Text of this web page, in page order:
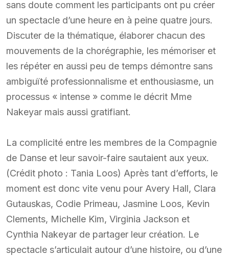
sans doute comment les participants ont pu créer
un spectacle d’une heure en à peine quatre jours.
Discuter de la thématique, élaborer chacun des
mouvements de la chorégraphie, les mémoriser et
les répéter en aussi peu de temps démontre sans
ambiguïté professionnalisme et enthousiasme, un
processus « intense » comme le décrit Mme
Nakeyar mais aussi gratifiant.
La complicité entre les membres de la Compagnie
de Danse et leur savoir-faire sautaient aux yeux.
(Crédit photo : Tania Loos) Après tant d’efforts, le
moment est donc vite venu pour Avery Hall, Clara
Gutauskas, Codie Primeau, Jasmine Loos, Kevin
Clements, Michelle Kim, Virginia Jackson et
Cynthia Nakeyar de partager leur création. Le
spectacle s’articulait autour d’une histoire, ou d’une